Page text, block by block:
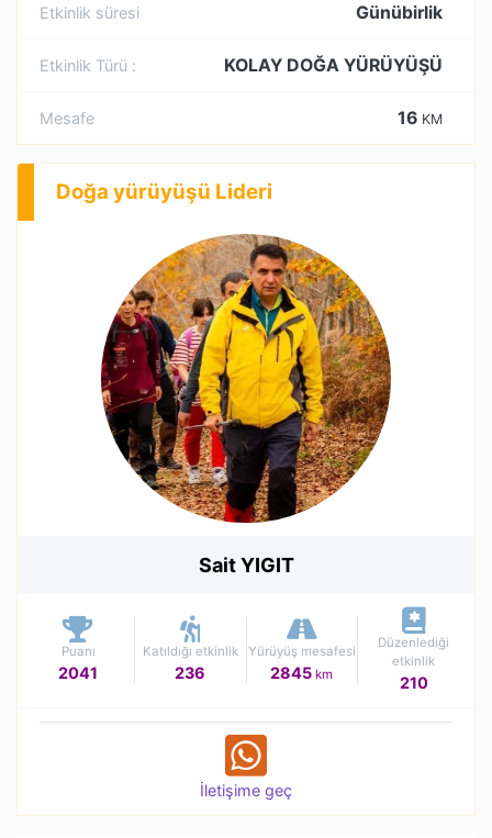
Etkinlik süresi Günübirlik
Etkinlik Türü : KOLAY DOĞA YÜRÜYÜŞÜ
Mesafe 16 KM
Doğa yürüyüşü Lideri
Sait YIGIT
Puanı
2041
Katıldığı etkinlik
236
Yürüyüş mesafesi
2845km
Düzenlediği
etkinlik
210
İletişime geç